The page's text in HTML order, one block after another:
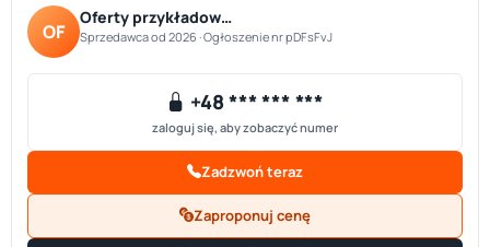
OF
Oferty przykładow…
Sprzedawca od 2026 · Ogłoszenie nr pDFsFvJ
+48 *** *** ***
zaloguj się, aby zobaczyć numer
Zadzwoń teraz
Zaproponuj cenę